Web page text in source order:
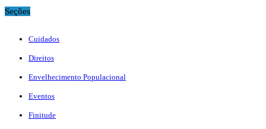
Seções
Cuidados
Direitos
Envelhecimento Populacional
Eventos
Finitude